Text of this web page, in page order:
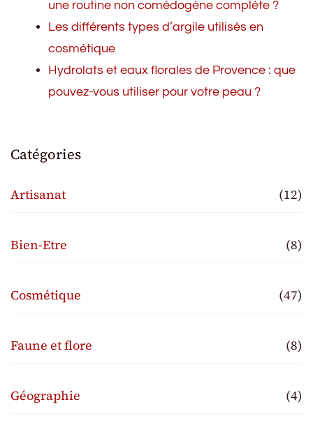
une routine non comédogène complète ?
Les différents types d’argile utilisés en
cosmétique
Hydrolats et eaux florales de Provence : que
pouvez-vous utiliser pour votre peau ?
Catégories
Artisanat (12)
Bien-Etre (8)
Cosmétique (47)
Faune et flore (8)
Géographie (4)